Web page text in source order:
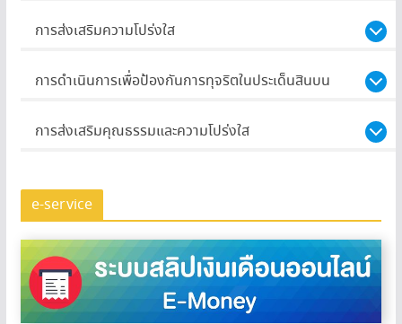
การส่งเสริมความโปร่งใส
การดำเนินการเพื่อป้องกันการทุจริตในประเด็นสินบน
การส่งเสริมคุณธรรมและความโปร่งใส
e-service